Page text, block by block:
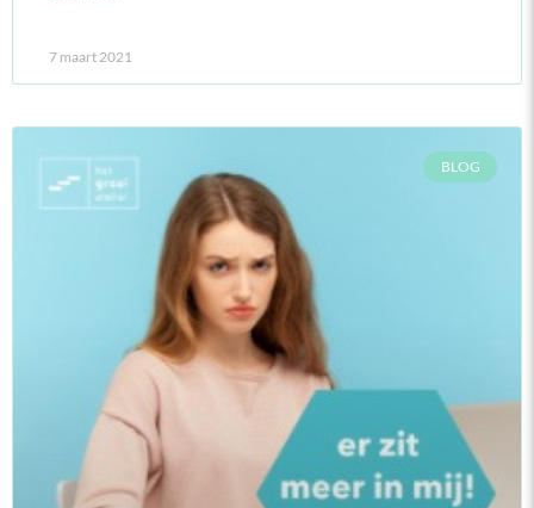
7 maart 2021
BLOG